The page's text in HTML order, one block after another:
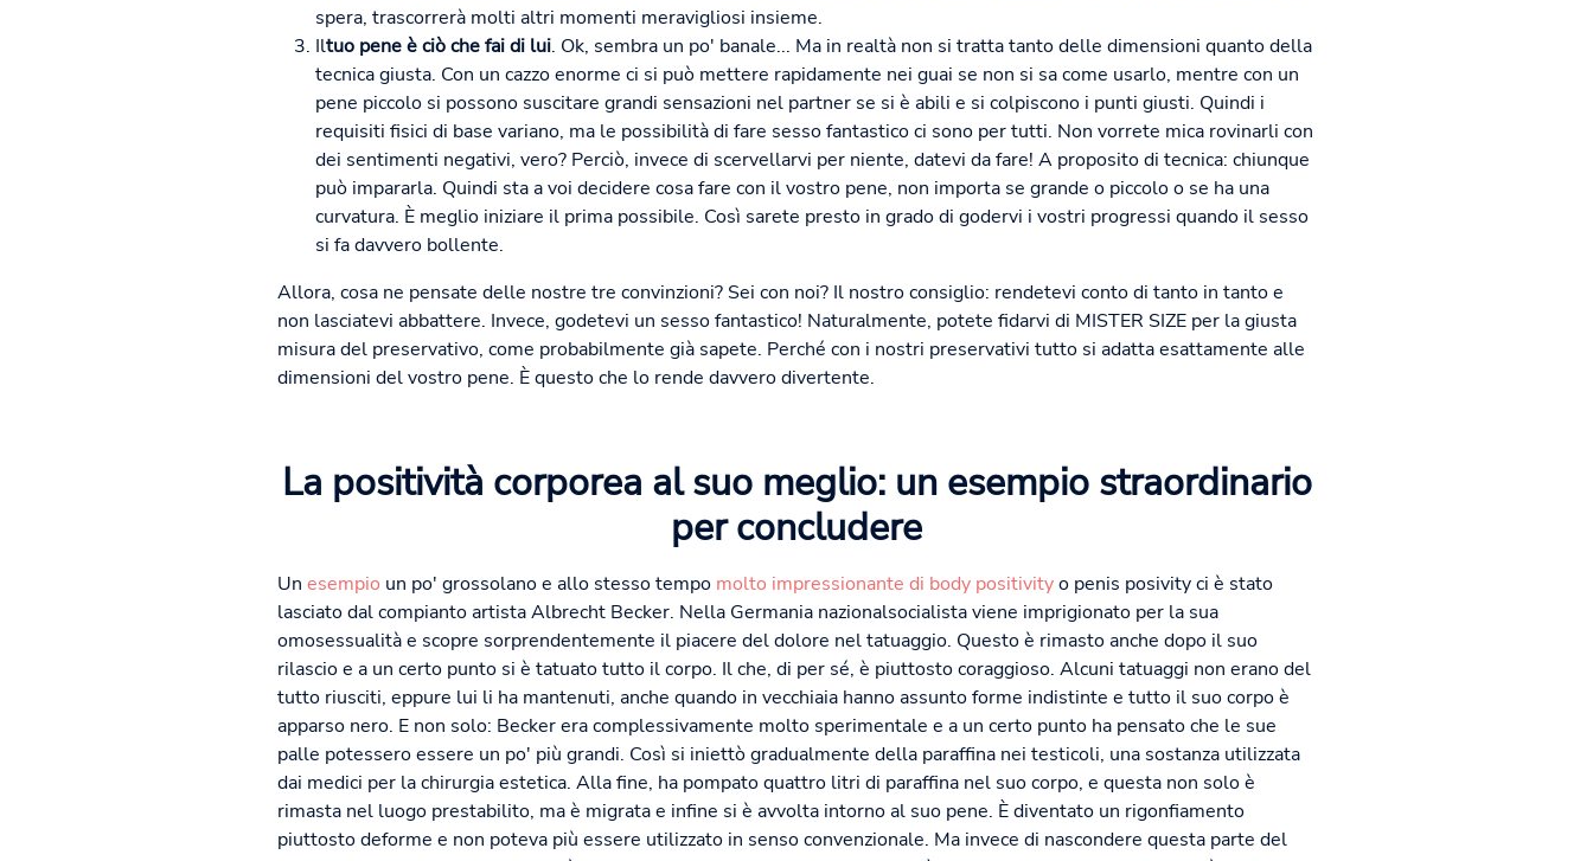
spera, trascorrerà molti altri momenti meravigliosi insieme.
Iltuo pene è ciò che fai di lui. Ok, sembra un po' banale... Ma in realtà non si tratta tanto delle dimensioni quanto della
tecnica giusta. Con un cazzo enorme ci si può mettere rapidamente nei guai se non si sa come usarlo, mentre con un
pene piccolo si possono suscitare grandi sensazioni nel partner se si è abili e si colpiscono i punti giusti. Quindi i
requisiti fisici di base variano, ma le possibilità di fare sesso fantastico ci sono per tutti. Non vorrete mica rovinarli con
dei sentimenti negativi, vero? Perciò, invece di scervellarvi per niente, datevi da fare! A proposito di tecnica: chiunque
può impararla. Quindi sta a voi decidere cosa fare con il vostro pene, non importa se grande o piccolo o se ha una
curvatura. È meglio iniziare il prima possibile. Così sarete presto in grado di godervi i vostri progressi quando il sesso
si fa davvero bollente.
Allora, cosa ne pensate delle nostre tre convinzioni? Sei con noi? Il nostro consiglio: rendetevi conto di tanto in tanto e
non lasciatevi abbattere. Invece, godetevi un sesso fantastico! Naturalmente, potete fidarvi di MISTER SIZE per la giusta
misura del preservativo, come probabilmente già sapete. Perché con i nostri preservativi tutto si adatta esattamente alle
dimensioni del vostro pene. È questo che lo rende davvero divertente.
La positività corporea al suo meglio: un esempio straordinario
per concludere
Un esempio un po' grossolano e allo stesso tempo molto impressionante di body positivityo penis posivity ci è stato
lasciato dal compianto artista Albrecht Becker. Nella Germania nazionalsocialista viene imprigionato per la sua
omosessualità e scopre sorprendentemente il piacere del dolore nel tatuaggio. Questo è rimasto anche dopo il suo
rilascio e a un certo punto si è tatuato tutto il corpo. Il che, di per sé, è piuttosto coraggioso. Alcuni tatuaggi non erano del
tutto riusciti, eppure lui li ha mantenuti, anche quando in vecchiaia hanno assunto forme indistinte e tutto il suo corpo è
apparso nero. E non solo: Becker era complessivamente molto sperimentale e a un certo punto ha pensato che le sue
palle potessero essere un po' più grandi. Così si iniettò gradualmente della paraffina nei testicoli, una sostanza utilizzata
dai medici per la chirurgia estetica. Alla fine, ha pompato quattro litri di paraffina nel suo corpo, e questa non solo è
rimasta nel luogo prestabilito, ma è migrata e infine si è avvolta intorno al suo pene. È diventato un rigonfiamento
piuttosto deforme e non poteva più essere utilizzato in senso convenzionale. Ma invece di nascondere questa parte del